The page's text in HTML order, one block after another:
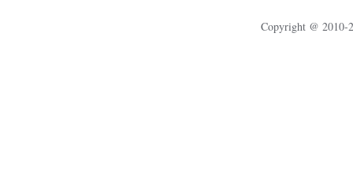
Copyright @